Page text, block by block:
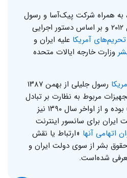
به همراه شرکت پیک‌آسا و رسول
جلیلی از سپتامبر سال ۲۰۱۲ و بر اساس دستور اجرایی
آمریکا علیه ایران و
وزارت خارجه ایالات متحده
رسول جلیلی از بهمن ۱۳۸۷
مربوط به نظارت بر تبادل
پیام کوتاه (اس‌ام‌اس) بوده و از اواخر سال ۱۳۹۰ نیز
ایران برای سانسور اینترنت
اتهامی آنها «ارتباط یا نقش
بشر از سوی دولت ایران و
شده‌است.